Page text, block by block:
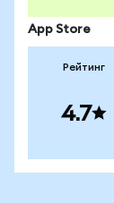
App Store
Рейтинг
4.7